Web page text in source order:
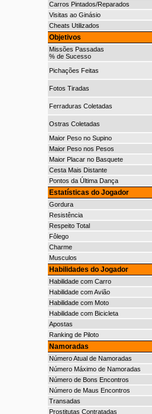
Carros Pintados/Reparados
Visitas ao Ginásio
Cheats Utilizados
Objetivos
Missões Passadas
% de Sucesso
Pichações Feitas
Fotos Tiradas
Ferraduras Coletadas
Ostras Coletadas
Maior Peso no Supino
Maior Peso nos Pesos
Maior Placar no Basquete
Cesta Mais Distante
Pontos da Última Dança
Estatísticas do Jogador
Gordura
Resistência
Respeito Total
Fôlego
Charme
Musculos
Habilidades do Jogador
Habilidade com Carro
Habilidade com Avião
Habilidade com Moto
Habilidade com Bicicleta
Apostas
Ranking de Piloto
Namoradas
Número Atual de Namoradas
Número Máximo de Namoradas
Número de Bons Encontros
Número de Maus Encontros
Transadas
Prostitutas Contratadas